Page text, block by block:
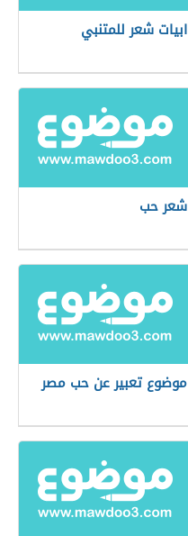
ابيات شعر للمتنبي
شعر حب
موضوع تعبير عن حب مصر